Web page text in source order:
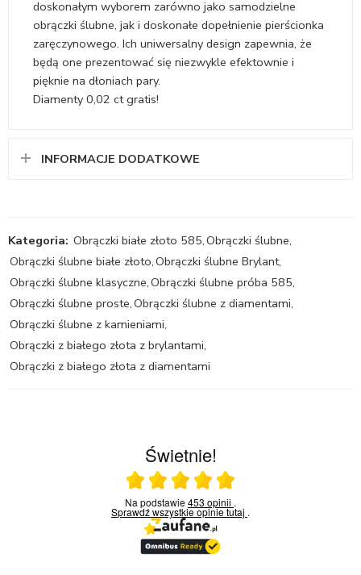
doskonałym wyborem zarówno jako samodzielne
obrączki ślubne, jak i doskonałe dopełnienie pierścionka
zaręczynowego. Ich uniwersalny design zapewnia, że
będą one prezentować się niezwykle efektownie i
pięknie na dłoniach pary.
Diamenty 0,02 ct gratis!
INFORMACJE DODATKOWE
Kategoria: Obrączki białe złoto 585,Obrączki ślubne,
Obrączki ślubne białe złoto,Obrączki ślubne Brylant,
Obrączki ślubne klasyczne,Obrączki ślubne próba 585,
Obrączki ślubne proste,Obrączki ślubne z diamentami,
Obrączki ślubne z kamieniami,
Obrączki z białego złota z brylantami,
Obrączki z białego złota z diamentami
Świetnie!
Ocena średnia 5 na 5
Na podstawie453 opinii .
Sprawdź wszystkie opinietutaj .